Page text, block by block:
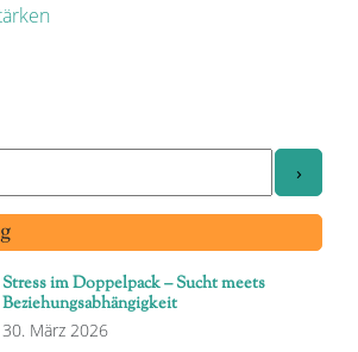
Stress im Doppelpack – Sucht meets
Beziehungsabhängigkeit
30. März 2026